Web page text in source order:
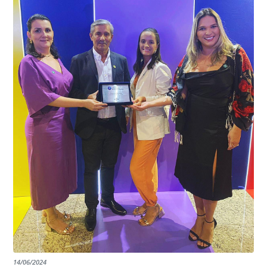
garantindo assim a continuidade e a qualidade do
programa.
EDITAL RENOVAÇÃO DO CREDENCIAMENTO
INSTITUIÇÕES
14/06/2024